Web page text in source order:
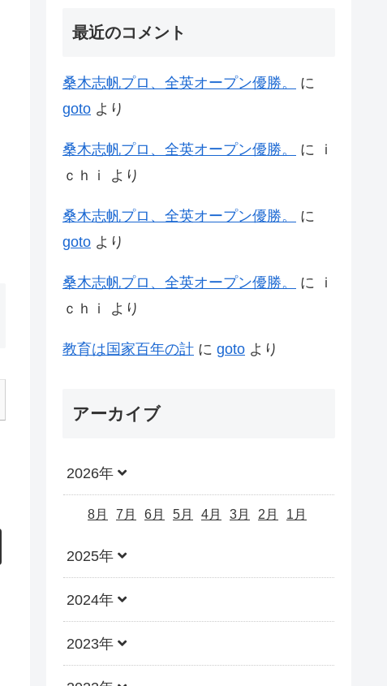
最近のコメント
桑木志帆プロ、全英オープン優勝。
に
goto より
桑木志帆プロ、全英オープン優勝。 に
ｉ
ｃｈｉ
より
桑木志帆プロ、全英オープン優勝。
に
goto より
桑木志帆プロ、全英オープン優勝。 に
ｉ
ｃｈｉ
より
教育は国家百年の計 に goto より
アーカイブ
2026年
8月 7月 6月 5月 4月 3月 2月 1月
2025年
2024年
2023年